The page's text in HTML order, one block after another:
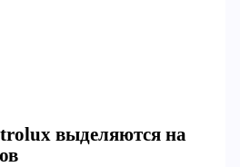
выделяются на